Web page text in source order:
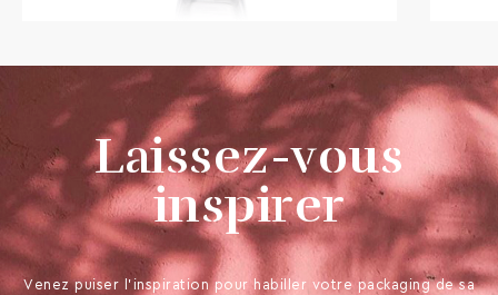
Laissez-vous
inspirer
Venez puiser l’inspiration pour habiller votre packaging de sa